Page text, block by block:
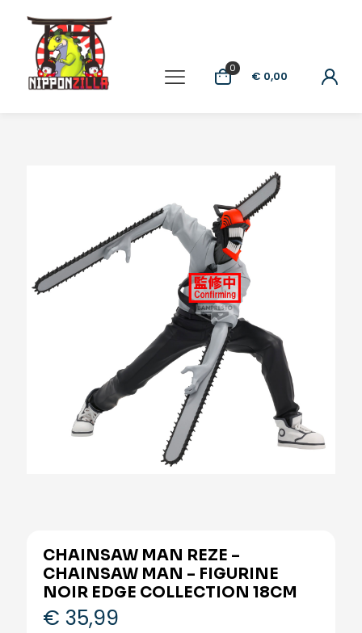
0
€ 0,00
CHAINSAW MAN REZE –
CHAINSAW MAN – FIGURINE
NOIR EDGE COLLECTION 18CM
€ 35,99